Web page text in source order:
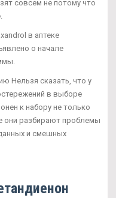
совсем не потому что
в аптеке
о начале
Нельзя сказать, что у
в выборе
к набору не только
они разбирают проблемы
и смешных